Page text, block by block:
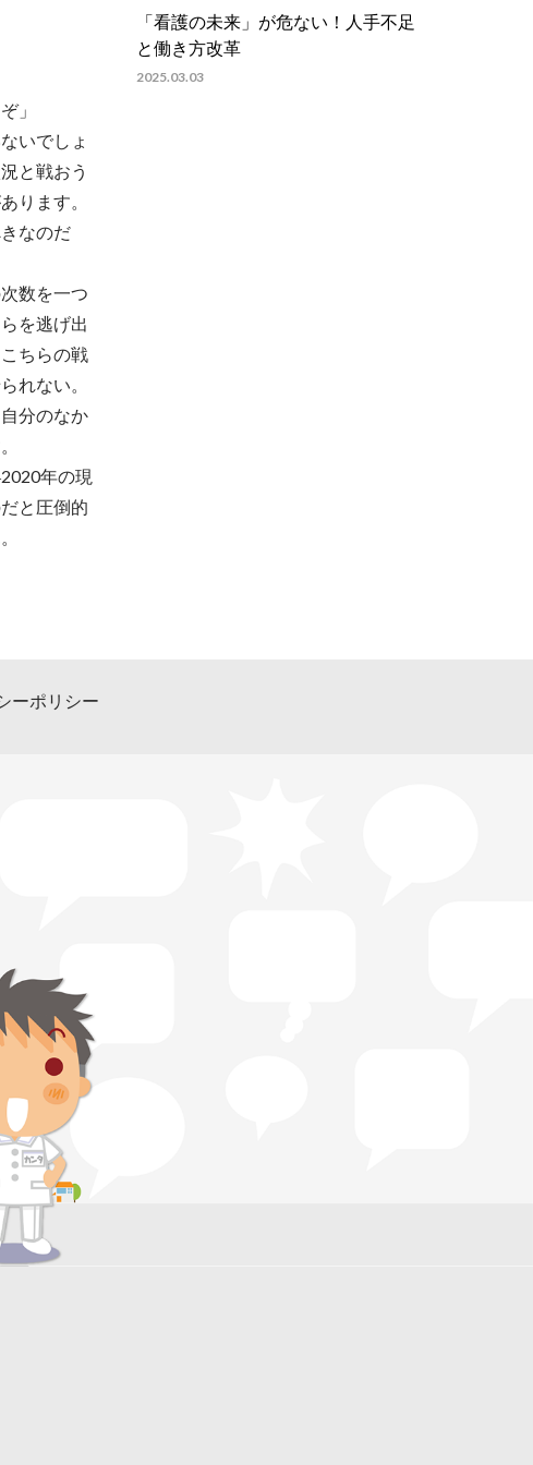
」
いでしょ
と戦おう
ります。
なのだ
数を一つ
を逃げ出
ちらの戦
れない。
分のなか
年の現
と圧倒的
「看護の未来」が危ない！人手不足
と働き方改革
2025.03.03
ーポリシー